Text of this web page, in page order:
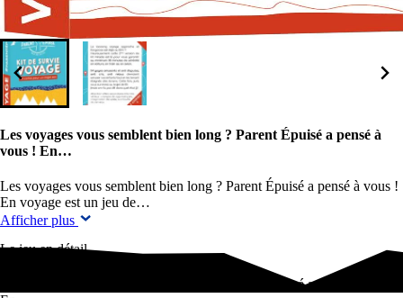
Les voyages vous semblent bien long ? Parent Épuisé a pensé à
vous ! En…
Les voyages vous semblent bien long ? Parent Épuisé a pensé à vous !
En voyage est un jeu de…
Afficher plus
Le jeu en détail
Les voyages vous semblent bien long ? Parent Épuisé a pensé à vous !